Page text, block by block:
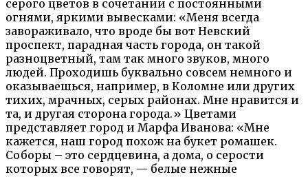
серого цветов в сочетании с постоянными
огнями, яркими вывесками: «Меня всегда
завораживало, что вроде бы вот Невский
проспект, парадная часть города, он такой
разноцветный, там так много звуков, много
людей. Проходишь буквально совсем немного и
оказываешься, например, в Коломне или других
тихих, мрачных, серых районах. Мне нравится и
та, и другая сторона города.» Цветами
представляет город и Марфа Иванова: «Мне
кажется, наш город похож на букет ромашек.
Соборы – это сердцевина, а дома, о серости
которых все говорят, — белые нежные